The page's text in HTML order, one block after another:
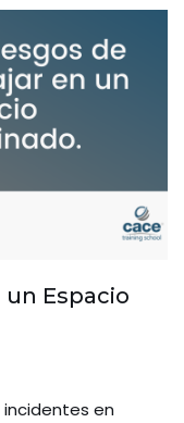
Espacio
incidentes en